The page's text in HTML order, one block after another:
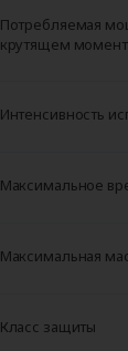
Потребляемая
крутящем
Интенсивность
Максимальное
Максимальная
Класс защиты